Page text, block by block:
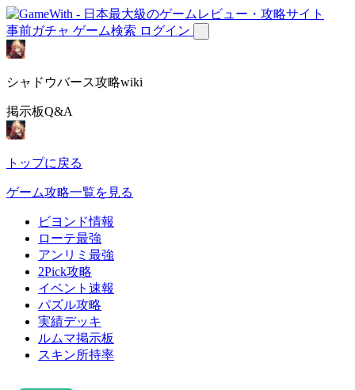
事前ガチャ ゲーム検索 ログイン
シャドウバース攻略wiki
掲示板Q&A
トップに戻る
ゲーム攻略一覧を見る
ビヨンド情報
ローテ最強
アンリミ最強
2Pick攻略
イベント速報
パズル攻略
実績デッキ
ルムマ掲示板
スキン所持率